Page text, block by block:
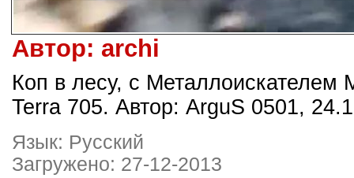
Автор: archi
Коп в лесу, с Металлоискателем
Terra 705. Автор: ArguS 0501,
Язык: Русский
Загружено: 27-12-2013